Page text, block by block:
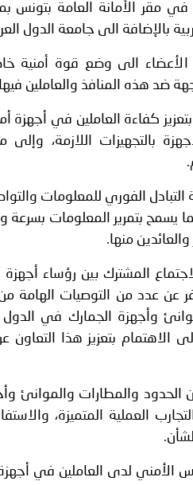
في مقر الأمانة العامة بتونس
بالإضافة الى جامعة الدول
الأعضاء الى وضع قوة أمنية
ضد هذه المنافذ والعاملين
بتعزيز كفاءة العاملين في
بالتجهيزات اللازمة، وإلى
الفوري للمعلومات
يسمح بتمرير المعلومات
منها.
المشترك بين رؤساء
عن عدد من التوصيات الهامة
وأجهزة الجمارك في
الاهتمام بتعزيز هذا
الحدود والمطارات والموانئ
العملية المتميزة،
الأمني لدى العاملين في